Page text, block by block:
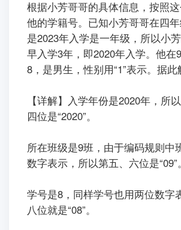
根据小芳哥哥的具体信息，按照
他的学籍号。已知小芳哥哥在四
是2023年入学是一年级，所以小
早入学3年，即2020年入学。他在
8，是男生，性别用“1”表示。据此
【详解】入学年份是2020年，所
四位是“2020”。
所在班级是9班，由于编码规则中
数字表示，所以第五、六位是“09”。
学号是8，同样学号也用两位数字
八位就是“08”。